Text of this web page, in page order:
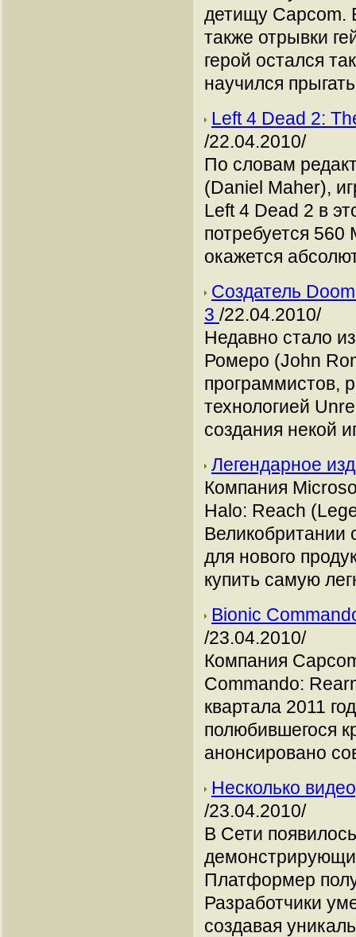
детищу Capcom.
также отрывки
герой остался
научился
Left 4 Dead 2:
/22.04.2010/
По словам
(Daniel Maher),
Left 4 Dead 2 в
потребуется 560
окажется
Создатель
3 /22.04.2010/
Недавно стало
Ромеро (John
программистов,
технологией
создания некой
Легендарное
Компания
Halo: Reach
Великобритании
для нового
купить самую
Bionic
/23.04.2010/
Компания
Commando:
квартала 2011
полюбившегося
анонсировано
Несколько
/23.04.2010/
В Сети
Платформер
Разработчики
создавая